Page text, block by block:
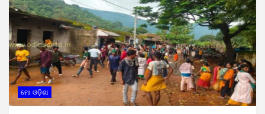
ମୋ ଓଡ଼ିଶା